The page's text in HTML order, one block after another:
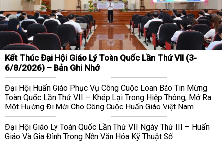
Kết Thúc Đại Hội Giáo Lý Toàn Quốc Lần Thứ VII (3-
6/8/2026) – Bản Ghi Nhớ
Đại Hội Huấn Giáo Phục Vụ Công Cuộc Loan Báo Tin Mừng
Toàn Quốc Lần Thứ VII – Khép Lại Trong Hiệp Thông, Mở Ra
Một Hướng Đi Mới Cho Công Cuộc Huấn Giáo Việt Nam
Đại Hội Giáo Lý Toàn Quốc Lần Thứ VII Ngày Thứ III – Huấn
Giáo Và Gia Đình Trong Nền Văn Hóa Kỹ Thuật Số